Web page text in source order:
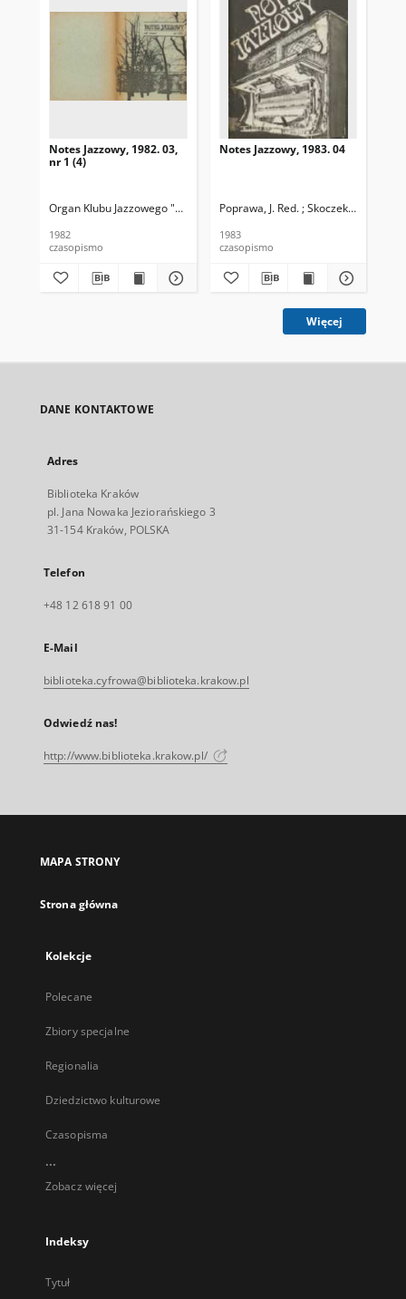
Notes Jazzowy, 1982. 03,
nr 1 (4)
Organ Klubu Jazzowego "Rotunda" Skoczek, T. Red.
1982
czasopismo
Notes Jazzowy, 1983. 04
Poprawa, J. Red. ; Skoczek T. Red.
1983
czasopismo
Więcej
DANE KONTAKTOWE
Adres
Biblioteka Kraków
pl. Jana Nowaka Jeziorańskiego 3
31-154 Kraków, POLSKA
Telefon
+48 12 618 91 00
E-Mail
biblioteka.cyfrowa@biblioteka.krakow.pl
Odwiedź nas!
http://www.biblioteka.krakow.pl/
MAPA STRONY
Strona główna
Kolekcje
Polecane
Zbiory specjalne
Regionalia
Dziedzictwo kulturowe
Czasopisma
...
Zobacz więcej
Indeksy
Tytuł